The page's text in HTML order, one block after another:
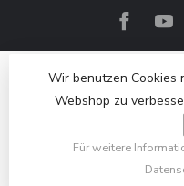
© Copyright
Wir benutzen Cookies
Webshop zu
Für weitere